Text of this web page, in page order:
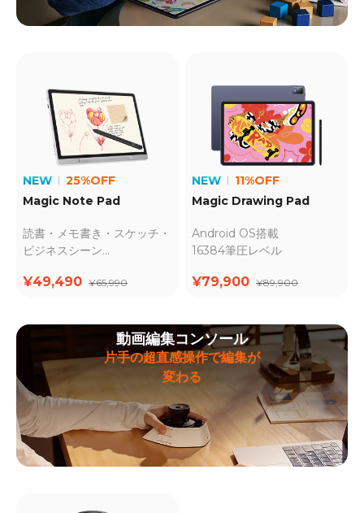
NEW
25%OFF
Magic Note Pad
読書・メモ書き・スケッチ・
ビジネスシーン
16384筆圧レベル
¥49,490 ¥65,990
NEW
11%OFF
Magic Drawing Pad
Android OS搭載
16384筆圧レベル
¥79,900 ¥89,900
動画編集コンソール
片手の超直感操作で編集が
変わる